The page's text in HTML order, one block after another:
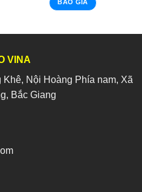
BÁO GIÁ
VINA
Khê, Nội Hoàng Phía nam, Xã
Bắc Giang